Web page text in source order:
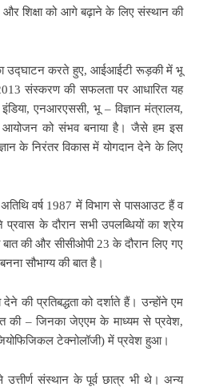
शिक्षा को आगे बढ़ाने के लिए संस्थान की
उद्घाटन करते हुए, आईआईटी रूड़की में भू
संस्करण की सफलता पर आधारित यह
एनआरएससी, भू – विज्ञान मंत्रालय,
आयोजन को संभव बनाया है। जैसे हम इस
के निरंतर विकास में योगदान देने के लिए
वर्ष 1987 में विभाग से पासआउट हैं व
के दौरान सभी उपलब्धियों का श्रेय
की और सीसीओपी 23 के दौरान लिए गए
सौभाग्य की बात है।
की प्रतिबद्धता को दर्शाते हैं। उन्होंने एम
की – जिनका जेएएम के माध्यम से प्रवेश,
टेक्नोलॉजी) में प्रवेश हुआ।
उत्तीर्ण संस्थान के पूर्व छात्र भी थे। अन्य